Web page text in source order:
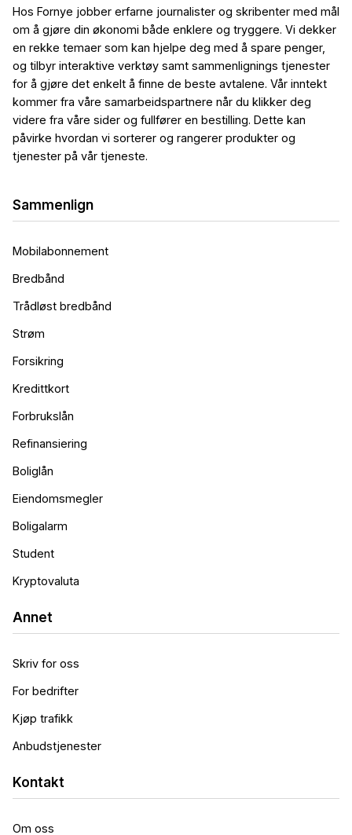
Hos Fornye jobber erfarne journalister og skribenter med mål
om å gjøre din økonomi både enklere og tryggere. Vi dekker
en rekke temaer som kan hjelpe deg med å spare penger,
og tilbyr interaktive verktøy samt sammenlignings tjenester
for å gjøre det enkelt å finne de beste avtalene. Vår inntekt
kommer fra våre samarbeidspartnere når du klikker deg
videre fra våre sider og fullfører en bestilling. Dette kan
påvirke hvordan vi sorterer og rangerer produkter og
tjenester på vår tjeneste.
Sammenlign
Mobilabonnement
Bredbånd
Trådløst bredbånd
Strøm
Forsikring
Kredittkort
Forbrukslån
Refinansiering
Boliglån
Eiendomsmegler
Boligalarm
Student
Kryptovaluta
Annet
Skriv for oss
For bedrifter
Kjøp trafikk
Anbudstjenester
Kontakt
Om oss